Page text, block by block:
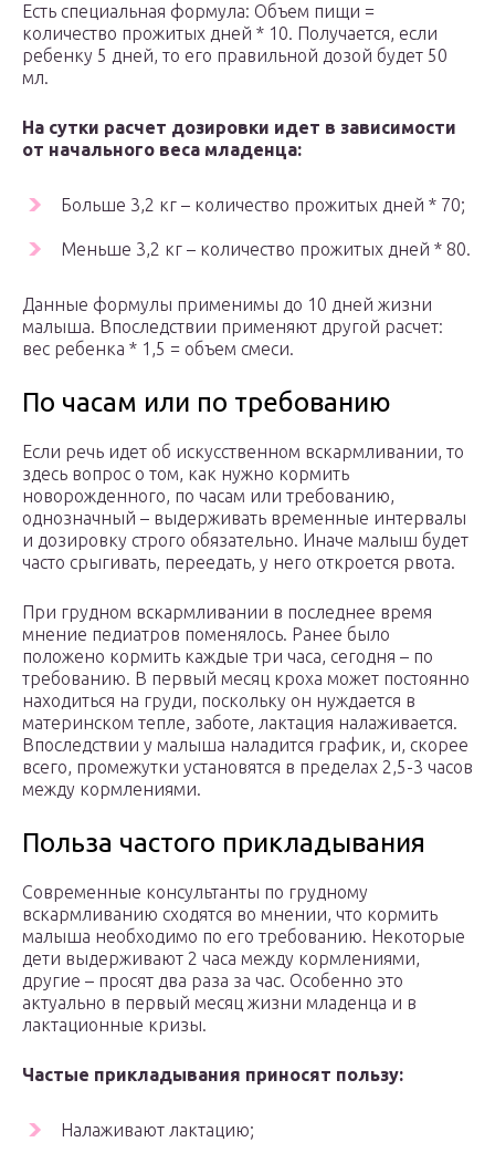
Есть специальная формула: Объем пищи =
количество прожитых дней * 10. Получается, если
ребенку 5 дней, то его правильной дозой будет 50
мл.
На сутки расчет дозировки идет в зависимости
от начального веса младенца:
Больше 3,2 кг – количество прожитых дней * 70;
Меньше 3,2 кг – количество прожитых дней * 80.
Данные формулы применимы до 10 дней жизни
малыша. Впоследствии применяют другой расчет:
вес ребенка * 1,5 = объем смеси.
По часам или по требованию
Если речь идет об искусственном вскармливании, то
здесь вопрос о том, как нужно кормить
новорожденного, по часам или требованию,
однозначный – выдерживать временные интервалы
и дозировку строго обязательно. Иначе малыш будет
часто срыгивать, переедать, у него откроется рвота.
При грудном вскармливании в последнее время
мнение педиатров поменялось. Ранее было
положено кормить каждые три часа, сегодня – по
требованию. В первый месяц кроха может постоянно
находиться на груди, поскольку он нуждается в
материнском тепле, заботе, лактация налаживается.
Впоследствии у малыша наладится график, и, скорее
всего, промежутки установятся в пределах 2,5-3 часов
между кормлениями.
Польза частого прикладывания
Современные консультанты по грудному
вскармливанию сходятся во мнении, что кормить
малыша необходимо по его требованию. Некоторые
дети выдерживают 2 часа между кормлениями,
другие – просят два раза за час. Особенно это
актуально в первый месяц жизни младенца и в
лактационные кризы.
Частые прикладывания приносят пользу:
Налаживают лактацию;